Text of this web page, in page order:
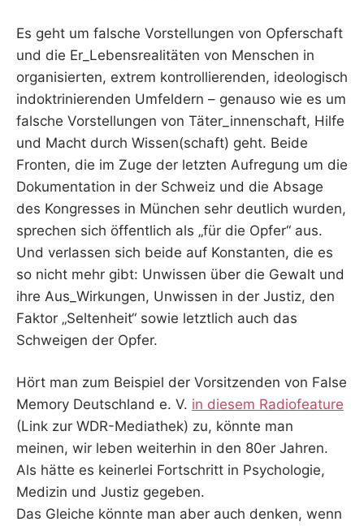
Es geht um falsche Vorstellungen von Opferschaft
und die Er_Lebensrealitäten von Menschen in
organisierten, extrem kontrollierenden, ideologisch
indoktrinierenden Umfeldern – genauso wie es um
falsche Vorstellungen von Täter_innenschaft, Hilfe
und Macht durch Wissen(schaft) geht. Beide
Fronten, die im Zuge der letzten Aufregung um die
Dokumentation in der Schweiz und die Absage
des Kongresses in München sehr deutlich wurden,
sprechen sich öffentlich als „für die Opfer“ aus.
Und verlassen sich beide auf Konstanten, die es
so nicht mehr gibt: Unwissen über die Gewalt und
ihre Aus_Wirkungen, Unwissen in der Justiz, den
Faktor „Seltenheit“ sowie letztlich auch das
Schweigen der Opfer.
Hört man zum Beispiel der Vorsitzenden von False
Memory Deutschland e. V. in diesem Radiofeature
(Link zur WDR-Mediathek) zu, könnte man
meinen, wir leben weiterhin in den 80er Jahren.
Als hätte es keinerlei Fortschritt in Psychologie,
Medizin und Justiz gegeben.
Das Gleiche könnte man aber auch denken, wenn